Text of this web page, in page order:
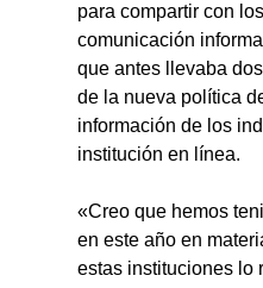
para compartir con
comunicación
que antes llevaba
de la nueva política
información de los
institución en línea.
«Creo que hemos
en este año en
estas instituciones lo